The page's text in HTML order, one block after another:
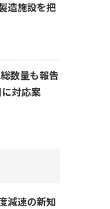
造施設を把
数量も報告
対応案
減速の新知